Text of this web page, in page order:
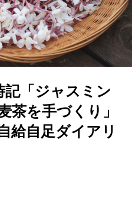
記「ジャスミン
茶を手づくり」
給自足ダイアリ